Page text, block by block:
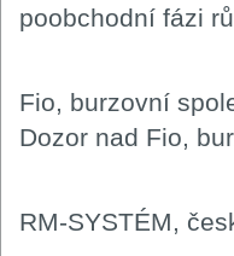
poobchodní fázi
Fio, burzovní
Dozor nad Fio,
RM-SYSTÉM,